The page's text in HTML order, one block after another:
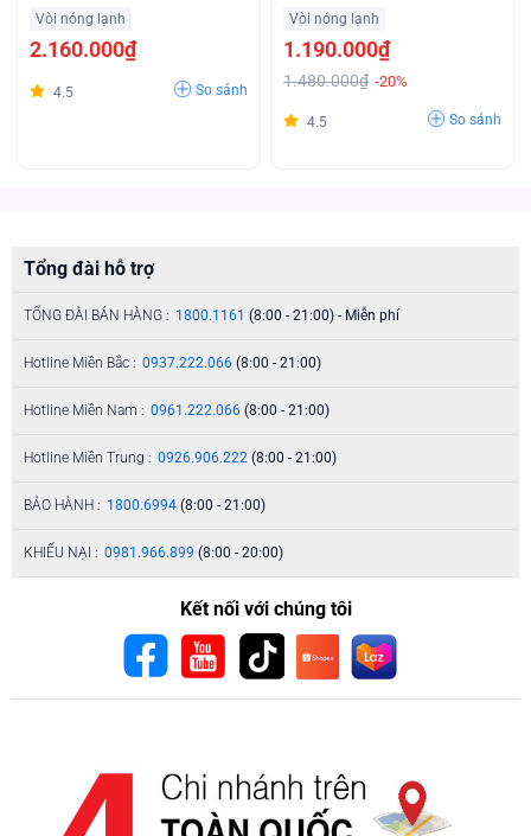
Vòi nóng lạnh
2.160.000₫
4.5 So sánh
Biệt
Vòi nóng lạnh
1.190.000₫
1.480.000₫ -20%
4.5 So sánh
Tổng đài hỗ trợ
TỔNG ĐÀI BÁN HÀNG : 1800.1161 (8:00 - 21:00) - Miễn phí
Hotline Miền Bắc : 0937.222.066 (8:00 - 21:00)
Hotline Miền Nam : 0961.222.066 (8:00 - 21:00)
Hotline Miền Trung : 0926.906.222 (8:00 - 21:00)
BẢO HÀNH : 1800.6994 (8:00 - 21:00)
KHIẾU NẠI : 0981.966.899 (8:00 - 20:00)
Kết nối với chúng tôi